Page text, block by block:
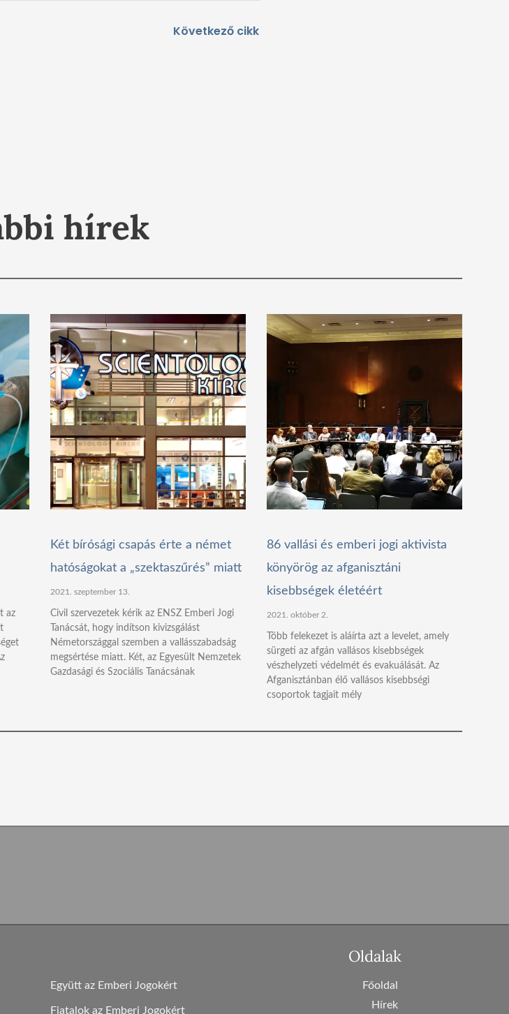
Következő cikk
hírek
az
Két bírósági csapás érte a német
hatóságokat a „szektaszűrés” miatt
2021. szeptember 13.
Civil szervezetek kérik az ENSZ Emberi Jogi
Tanácsát, hogy indítson kivizsgálást
Németországgal szemben a vallásszabadság
megsértése miatt. Két, az Egyesült Nemzetek
Gazdasági és Szociális Tanácsának
86 vallási és emberi jogi aktivista
könyörög az afganisztáni
kisebbségek életéért
2021. október 2.
Több felekezet is aláírta azt a levelet, amely
sürgeti az afgán vallásos kisebbségek
vészhelyzeti védelmét és evakuálását. Az
Afganisztánban élő vallásos kisebbségi
csoportok tagjait mély
Oldalak
Együtt az Emberi Jogokért
Fiatalok az Emberi Jogokért
Főoldal
Hírek